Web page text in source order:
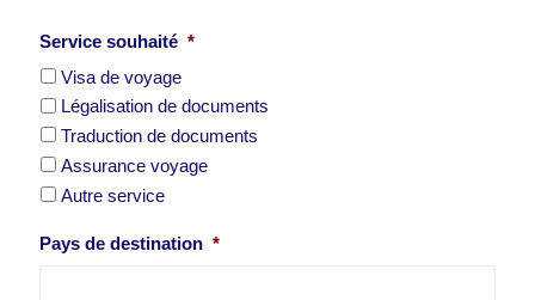
Service souhaité *
Visa de voyage
Légalisation de documents
Traduction de documents
Assurance voyage
Autre service
Pays de destination *